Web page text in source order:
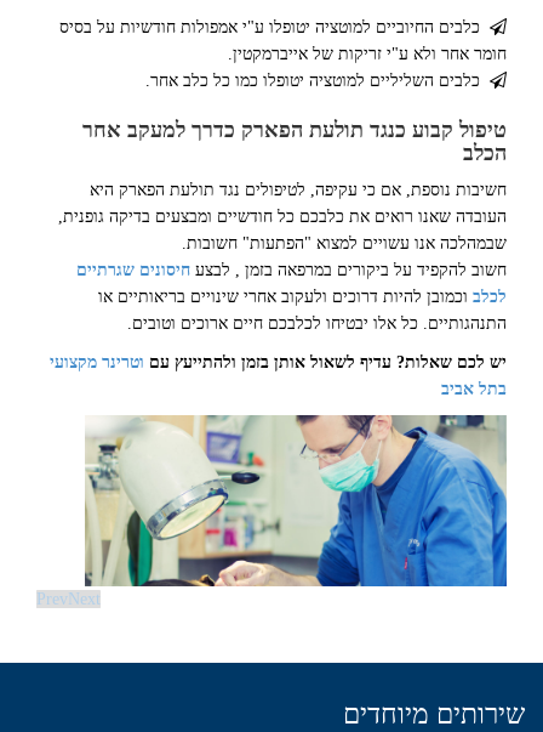
כלבים החיוביים למוטציה יטופלו ע"י אמפולות חודשיות על בסיס
חומר אחר ולא ע"י זריקות של אייברמקטין.
כלבים השליליים למוטציה יטופלו כמו כל כלב אחר.
טיפול קבוע כנגד תולעת הפארק כדרך למעקב אחר
הכלב
חשיבות נוספת, אם כי עקיפה, לטיפולים נגד תולעת הפארק היא
העובדה שאנו רואים את כלבכם כל חודשיים ומבצעים בדיקה גופנית,
שבמהלכה אנו עשויים למצוא "הפתעות" חשובות.
חשוב להקפיד על ביקורים במרפאה בזמן , לבצע חיסונים שגרתיים
לכלב וכמובן להיות דרוכים ולעקוב אחרי שינויים בריאותיים או
התנהגותיים. כל אלו יבטיחו לכלבכם חיים ארוכים וטובים.
יש לכם שאלות? עדיף לשאול אותן בזמן ולהתייעץ עם וטרינר מקצועי
בתל אביב
PrevNext
שירותים מיוחדים